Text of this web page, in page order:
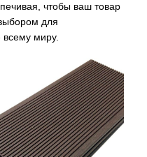
чтобы ваш товар
для
всему миру.